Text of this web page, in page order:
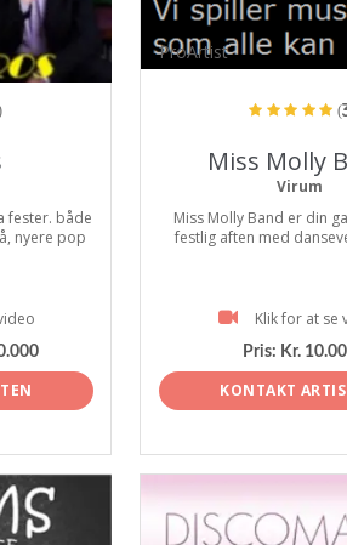
fester. både
nyere pop
ProArtist
Miss Molly
Virum
Miss Molly Band er din
festlig aften med
Klik for at se
Pris: Kr.
KONTAKT